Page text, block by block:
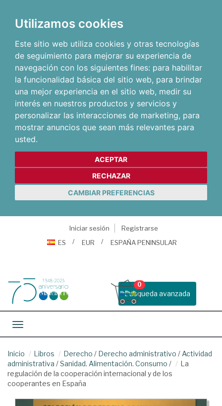
Utilizamos cookies
Este sitio web utiliza cookies y otras tecnologías
de seguimiento para mejorar su experiencia de
navegación con los siguientes fines: para habilitar
la funcionalidad básica del sitio web, para brindar
una mejor experiencia en el sitio web, medir su
interés en nuestros productos y servicios y
personalizar las interacciones de marketing, para
mostrar anuncios que sean más relevantes para
usted.
ACEPTAR
RECHAZAR
CAMBIAR PREFERENCIAS
Iniciar sesión
Registrarse
ES
EUR ESPAÑA PENINSULAR
Busqueda avanzada
0
Toggle navigation
Inicio Libros Derecho / Derecho administrativo / Actividad
administrativa /Sanidad. Alimentación. Consumo /
La
regulación de la cooperación internacional y de los
cooperantes en España